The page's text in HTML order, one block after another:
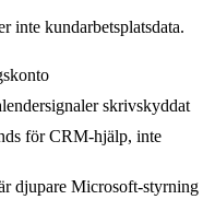
inte kundarbetsplatsdata.
skrivskyddat
för CRM-hjälp, inte
djupare Microsoft-styrning